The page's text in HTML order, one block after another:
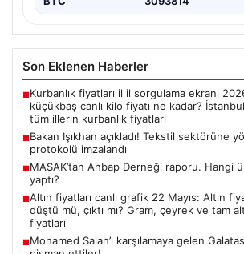
Son Eklenen Haberler
■Kurbanlık fiyatları il il sorgulama ekranı
küçükbaş canlı kilo fiyatı ne kadar?
tüm illerin kurbanlık fiyatları
■Bakan Işıkhan açıkladı! Tekstil sektörüne
protokolü imzalandı
■MASAK’tan Ahbap Derneği raporu. Hangi
yaptı?
■Altın fiyatları canlı grafik 22 Mayıs: Altın
düştü mü, çıktı mı? Gram, çeyrek ve tam
fiyatları
■Mohamed Salah’ı karşılamaya gelen